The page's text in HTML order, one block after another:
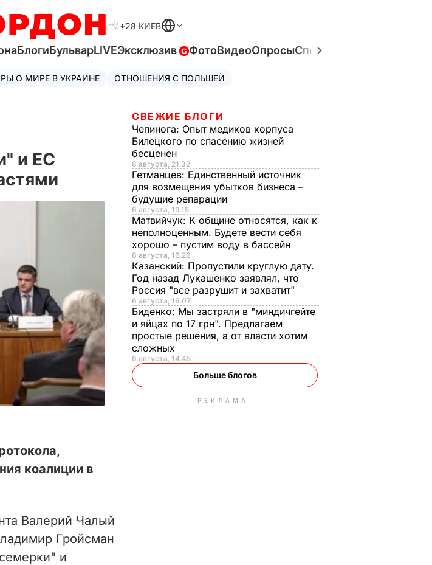
+28 КИЕВ
БлогиБульварLIVEЭксклюзив ФотоВидеоОпросыСпецпроекты
О МИРЕ В УКРАИНЕ ОТНОШЕНИЯ С ПОЛЬШЕЙ
и ЕС
коалиции в
Валерий Чалый
Гройсман
и
СВЕЖИЕ БЛОГИ
Чепинога: Опыт медиков корпуса
Билецкого по спасению жизней
бесценен
6 августа, 21.32
Гетманцев: Единственный источник
для возмещения убытков бизнеса –
будущие репарации
6 августа, 19.15
Матвийчук: К общине относятся, как к
неполноценным. Будете вести себя
хорошо – пустим воду в бассейн
6 августа, 16.26
Казанский: Пропустили круглую дату.
Год назад Лукашенко заявлял, что
Россия "все разрушит и захватит"
6 августа, 16.07
Биденко: Мы застряли в "миндичгейте
и яйцах по 17 грн". Предлагаем
простые решения, а от власти хотим
сложных
6 августа, 14.45
Больше блогов
РЕКЛАМА